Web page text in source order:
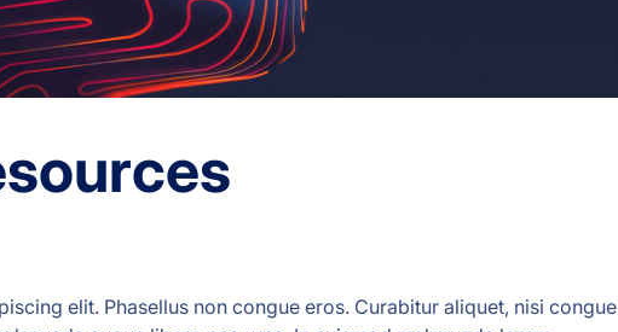
elit. Phasellus non congue eros. Curabitur aliquet, nisi congue